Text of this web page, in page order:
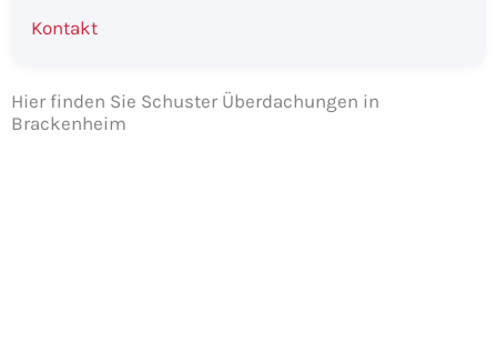
Kontakt
Hier finden Sie Schuster Überdachungen in
Brackenheim